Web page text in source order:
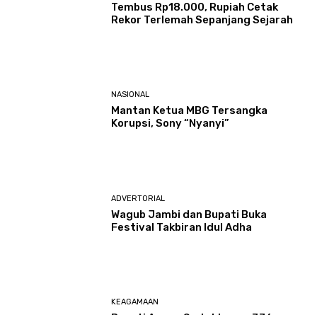
Tembus Rp18.000, Rupiah Cetak
Rekor Terlemah Sepanjang Sejarah
NASIONAL
Mantan Ketua MBG Tersangka
Korupsi, Sony “Nyanyi”
ADVERTORIAL
Wagub Jambi dan Bupati Buka
Festival Takbiran Idul Adha
KEAGAMAAN